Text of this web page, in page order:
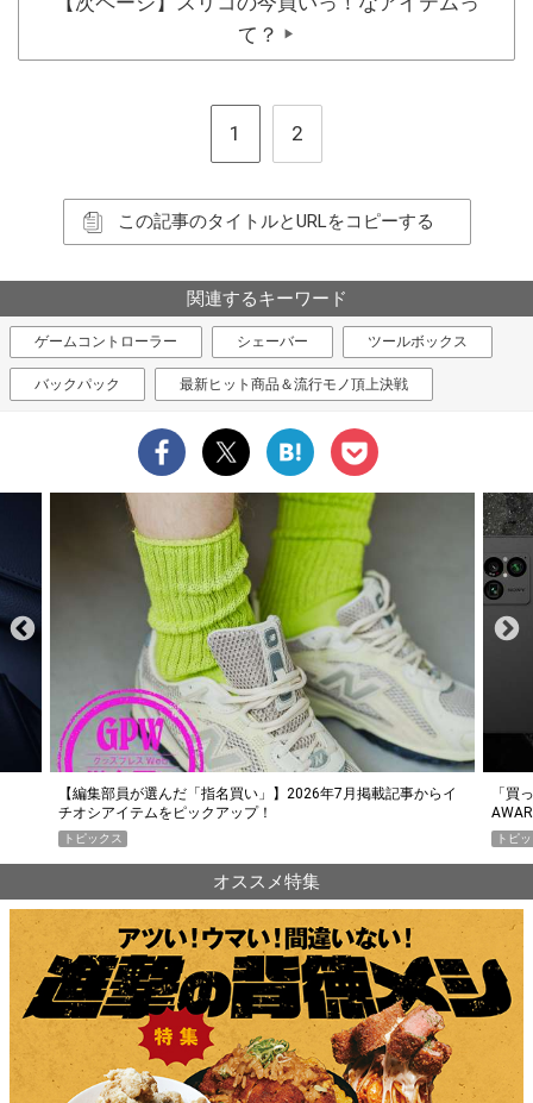
て？
▶
1 2
この記事のタイトルとURLをコピーする
関連するキーワード
ゲームコントローラー シェーバー ツールボックス
バックパック 最新ヒット商品＆流行モノ頂上決戦
「買って損なし」の極上スマホ5選【GoodsPress 2026上半期
AWARD】
トピックス
薄着
PR
オススメ特集